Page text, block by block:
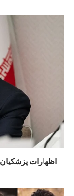
اظهارات پزشکیان ۲۰۲۶؛ بحران اقتصادی ایران زیر ذره‌بین